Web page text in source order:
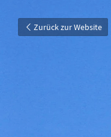
Zurück zur Website